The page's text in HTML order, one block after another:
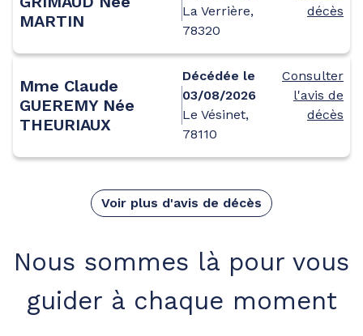
MARTIN
La Verrière,
78320
décès
Mme Claude
GUEREMY Née
THEURIAUX
Décédée le
03/08/2026
Le Vésinet,
78110
Consulter
l'avis de
décès
Voir plus d'avis de décès
Nous sommes là pour vous
guider à chaque moment